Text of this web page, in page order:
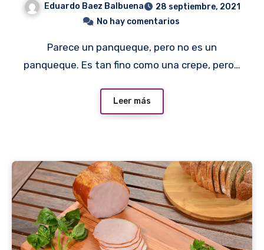
Eduardo Baez Balbuena
28 septiembre, 2021
No hay comentarios
Parece un panqueque, pero no es un
panqueque. Es tan fino como una crepe, pero…
Leer más